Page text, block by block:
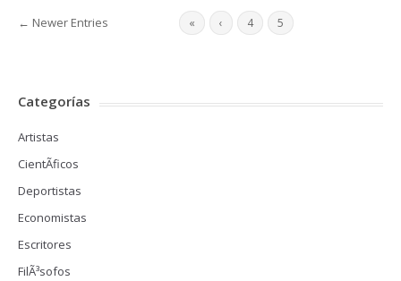
← Newer Entries « ‹ 4 5
Categorías
Artistas
CientÃ­ficos
Deportistas
Economistas
Escritores
FilÃ³sofos